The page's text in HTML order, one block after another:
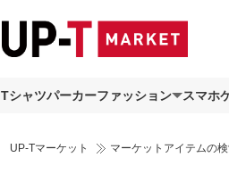
Tシャツパーカーファッション スマホ
UP-Tマーケット マーケットアイテムの